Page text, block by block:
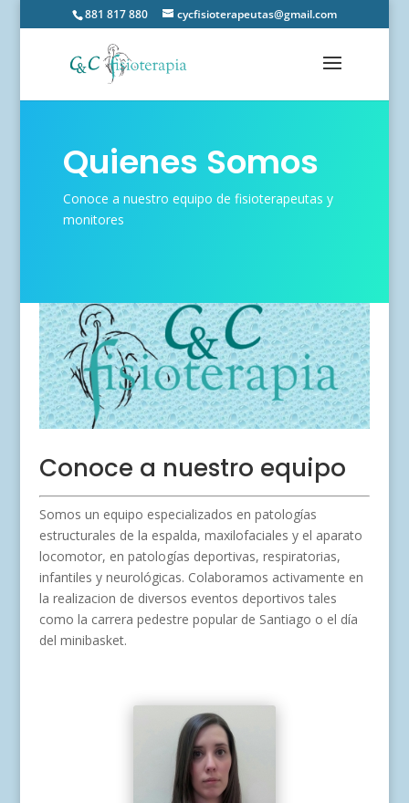
881 817 880 cycfisioterapeutas@gmail.com
Quienes Somos
Conoce a nuestro equipo de fisioterapeutas y
monitores
Conoce a nuestro equipo
Somos un equipo especializados en patologías
estructurales de la espalda, maxilofaciales y el aparato
locomotor, en patologías deportivas, respiratorias,
infantiles y neurológicas. Colaboramos activamente en
la realizacion de diversos eventos deportivos tales
como la carrera pedestre popular de Santiago o el día
del minibasket.